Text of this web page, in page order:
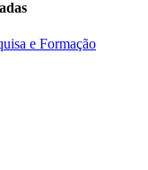
e Formação